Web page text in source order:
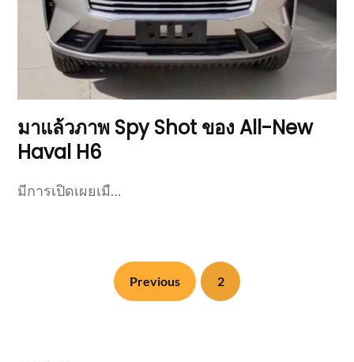
มาแล้วภาพ Spy Shot ของ All-New
Haval H6
มีการเปิดเผยเมื…
Previous 2